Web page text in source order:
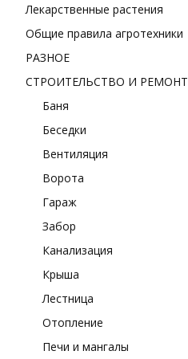
Лекарственные растения
Общие правила агротехники
РАЗНОЕ
СТРОИТЕЛЬСТВО И РЕМОНТ
Баня
Беседки
Вентиляция
Ворота
Гараж
Забор
Канализация
Крыша
Лестница
Отопление
Печи и мангалы